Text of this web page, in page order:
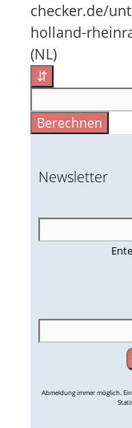
checker.de/
holland-
(NL)
⇵
Berechnen
Newsletter
Abmeldung immer möglich.